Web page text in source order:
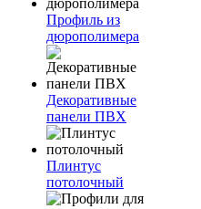
Профиль из
дюрополимера
Декоративные
панели ПВХ
Плинтус
потолочный